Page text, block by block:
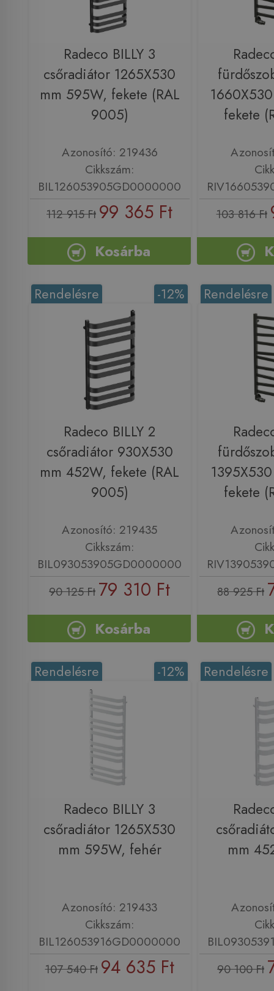
Radeco BILLY 3
csőradiátor 1265X530
mm 595W, fekete (RAL
9005)
Azonosító: 219436
Cikkszám:
BIL126053905GD0000000
112 915 Ft 99 365 Ft
Kosárba
fekete
103 816 Ft
-12%
Rendelésre
Radeco BILLY 2
csőradiátor 930X530
mm 452W, fekete (RAL
9005)
Azonosító: 219435
Cikkszám:
BIL093053905GD0000000
90 125 Ft 79 310 Ft
Kosárba
Rendelésre
fekete
88 925 Ft
-12%
Rendelésre
Radeco BILLY 3
csőradiátor 1265X530
mm 595W, fehér
Azonosító: 219433
Cikkszám:
BIL126053916GD0000000
107 540 Ft 94 635 Ft
Rendelésre
mm
90 100 Ft